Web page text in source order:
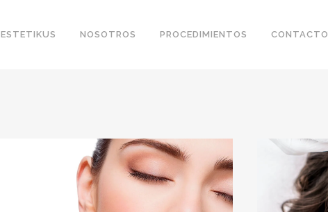
ESTETIKUS NOSOTROS PROCEDIMIENTOS
MAMOPLASTIA DE REDUCCIÓN
LEVANTAMIENTO MAMARIO
GINECOMASTIA
TOXINA BOTULÍNICA
CONTACTO